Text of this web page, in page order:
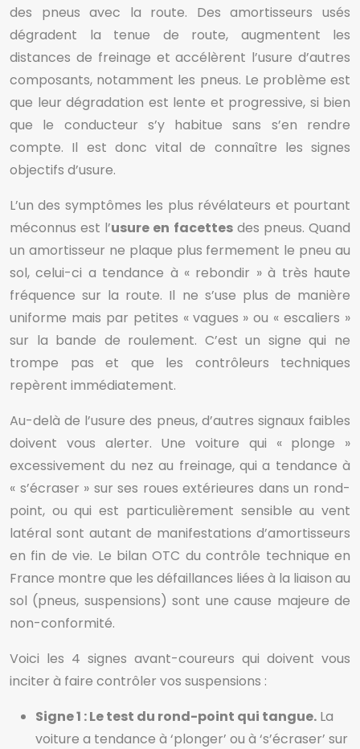
des pneus avec la route. Des amortisseurs usés
dégradent la tenue de route, augmentent les
distances de freinage et accélèrent l’usure d’autres
composants, notamment les pneus. Le problème est
que leur dégradation est lente et progressive, si bien
que le conducteur s’y habitue sans s’en rendre
compte. Il est donc vital de connaître les signes
objectifs d’usure.
L’un des symptômes les plus révélateurs et pourtant
méconnus est l’usure en facettesdes pneus. Quand
un amortisseur ne plaque plus fermement le pneu au
sol, celui-ci a tendance à « rebondir » à très haute
fréquence sur la route. Il ne s’use plus de manière
uniforme mais par petites « vagues » ou « escaliers »
sur la bande de roulement. C’est un signe qui ne
trompe pas et que les contrôleurs techniques
repèrent immédiatement.
Au-delà de l’usure des pneus, d’autres signaux faibles
doivent vous alerter. Une voiture qui « plonge »
excessivement du nez au freinage, qui a tendance à
« s’écraser » sur ses roues extérieures dans un rond-
point, ou qui est particulièrement sensible au vent
latéral sont autant de manifestations d’amortisseurs
en fin de vie. Le bilan OTC du contrôle technique en
France montre que les défaillances liées à la liaison au
sol (pneus, suspensions) sont une cause majeure de
non-conformité.
Voici les 4 signes avant-coureurs qui doivent vous
inciter à faire contrôler vos suspensions :
Signe 1 : Le test du rond-point qui tangue. La
voiture a tendance à ‘plonger’ ou à ‘s’écraser’ sur